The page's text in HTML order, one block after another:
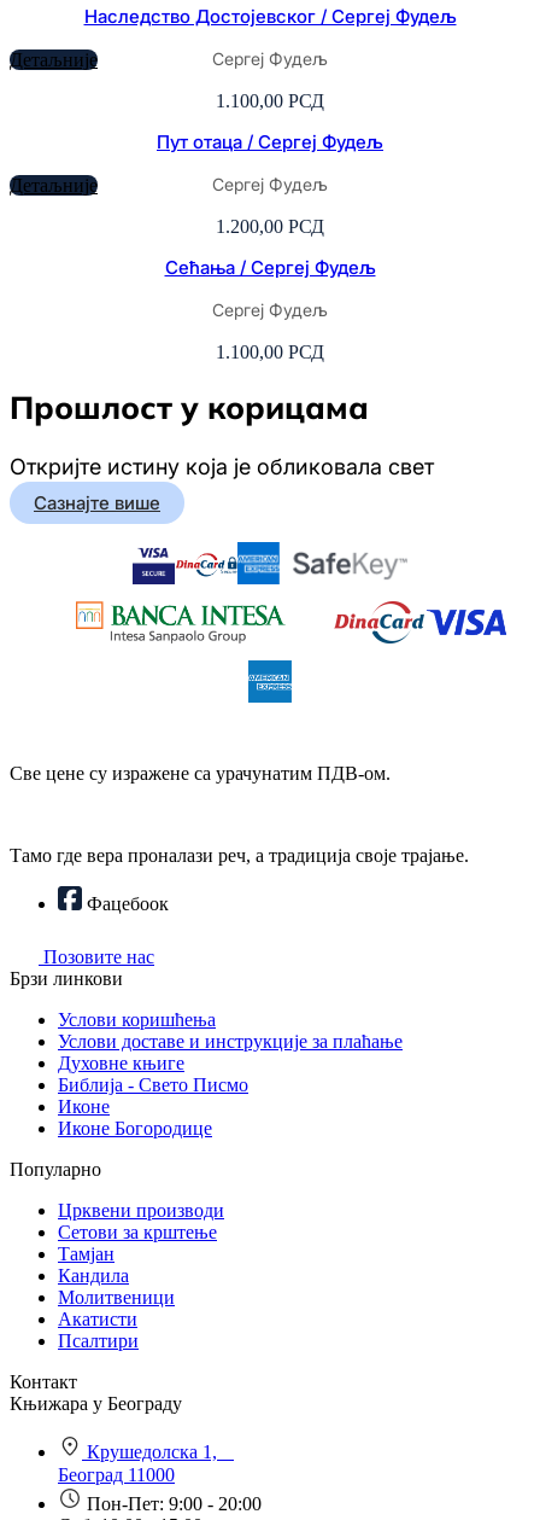
је
1.760,00 РСД.
је:
Наследство Достојевског / Сергеј Фудељ
Сергеј Фудељ
1.100,00 РСД
Детаљније
Пут отаца / Сергеј Фудељ
Сергеј Фудељ
1.200,00 РСД
Детаљније
Сећања / Сергеј Фудељ
Сергеј Фудељ
1.100,00 РСД
Прошлост у корицама
Откријте истину која је обликовала свет
Сазнајте више
Све цене су изражене са урачунатим ПДВ-ом.
Тамо где вера проналази реч, а традиција своје трајање.
Фацебоок
Позовите нас
Брзи линкови
Услови коришћења
Услови доставе и инструкције за плаћање
Духовне књиге
Библија - Свето Писмо
Иконе
Иконе Богородице
Популарно
Црквени производи
Сетови за крштење
Тамјан
Кандила
Молитвеници
Акатисти
Псалтири
Контакт
Књижара у Београду
Крушедолска 1,
Београд 11000
Пон-Пет: 9:00 - 20:00